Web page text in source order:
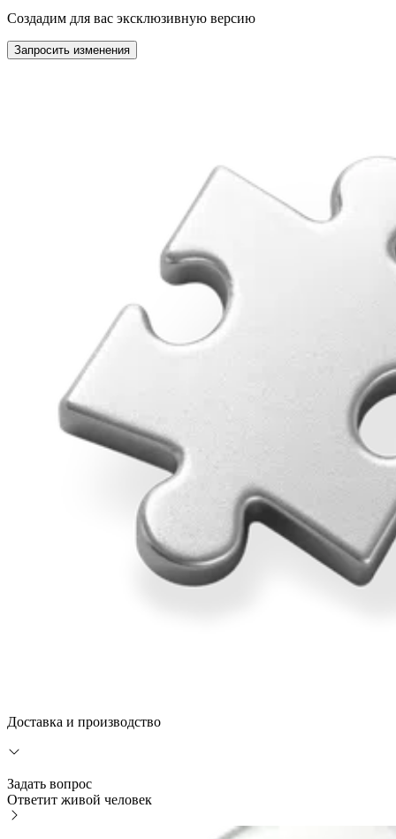
Создадим для вас эксклюзивную версию
Запросить изменения
Доставка и производство
Задать вопрос
Ответит живой человек